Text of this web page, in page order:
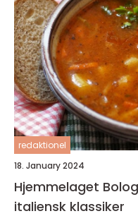
redaktionel
18. January 2024
Hjemmelaget
italiensk klassiker